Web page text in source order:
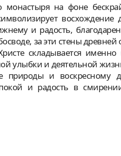
монастыря на фоне
и радость,
за эти стены
складывается именно
улыбки и деятельной
природы и воскресному
покой и радость в